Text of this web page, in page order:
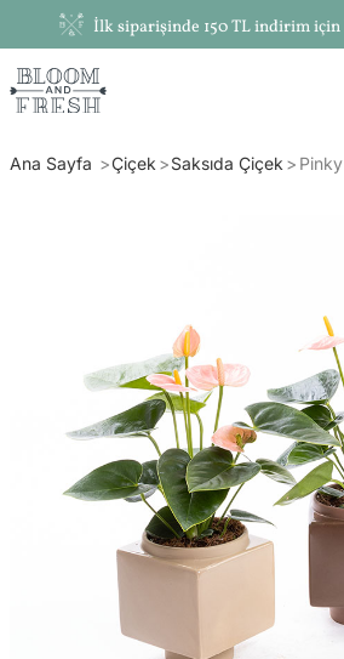
İlk siparişinde 150 TL indirim için
Ana Sayfa Çiçek Saksıda Çiçek Pinky